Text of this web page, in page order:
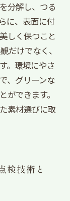
分解し、つる
に、表面に付
しく保つこと
だけでなく、
。環境にやさ
、グリーンな
できます。
素材選びに取
検技術と